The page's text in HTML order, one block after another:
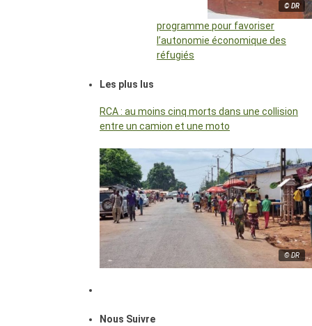
© DR
programme pour favoriser
l’autonomie économique des
réfugiés
Les plus lus
RCA : au moins cinq morts dans une collision
entre un camion et une moto
© DR
Nous Suivre